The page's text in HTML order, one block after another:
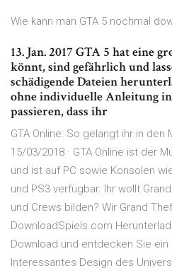
Wie kann man GTA 5 nochmal
13. Jan. 2017 GTA 5 hat eine
könnt, sind gefährlich und
schädigende Dateien
ohne individuelle Anleitung
passieren, dass ihr
GTA Online: So gelangt ihr in den
15/03/2018 · GTA Online ist der
und ist auf PC sowie Konsolen
und PS3 verfügbar. Ihr wollt
und Crews bilden? Wir Grand
DownloadSpiels.com
Download und entdecken Sie
Interessantes Design des